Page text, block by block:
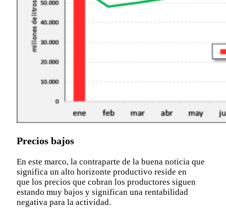
Precios bajos
En este marco, la contraparte de la buena noticia que
significa un alto horizonte productivo reside en
que los precios que cobran los productores siguen
estando muy bajos y significan una rentabilidad
negativa para la actividad.